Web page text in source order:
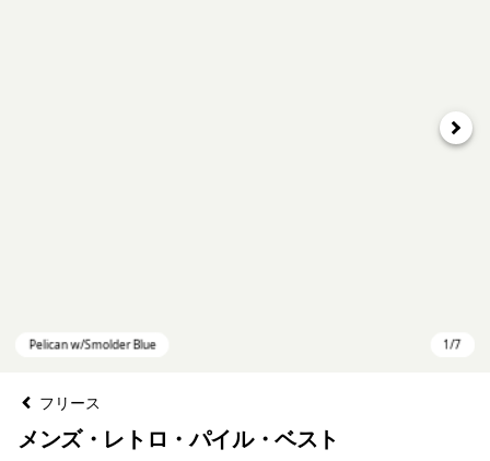
次へ
フリース
メンズ・レトロ・パイル・ベスト